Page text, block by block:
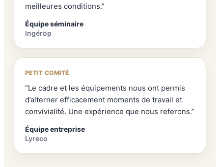
meilleures conditions.”
Équipe séminaire
Ingérop
PETIT COMITÉ
“Le cadre et les équipements nous ont permis
d’alterner efficacement moments de travail et
convivialité. Une expérience que nous referons.”
Équipe entreprise
Lyreco